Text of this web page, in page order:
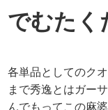
でむたく
各単品としてのク
まで秀逸とはガーサ
んでもってこの麻